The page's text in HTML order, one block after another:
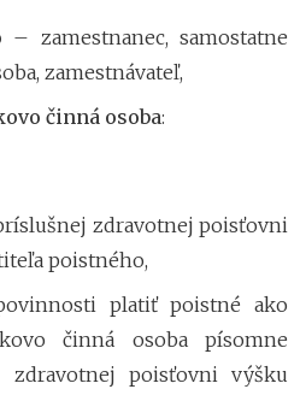
– zamestnanec, samostatne
zamestnávateľ,
činná osoba:
zdravotnej poisťovni
poistného,
platiť poistné ako
činná osoba písomne
zdravotnej poisťovni výšku